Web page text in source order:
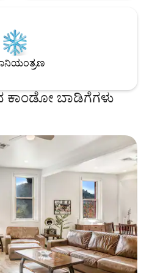
ಕಾಂಡೋ ಬಾಡಿಗೆಗಳು